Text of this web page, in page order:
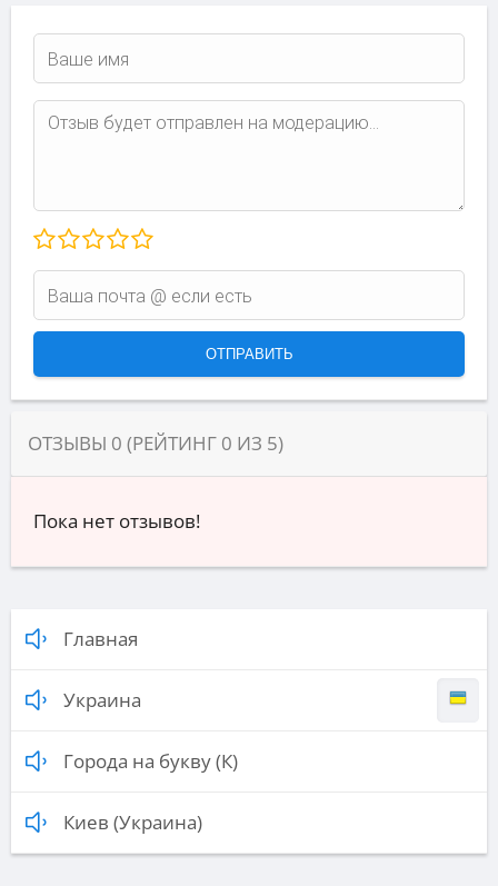
ОТЗЫВЫ 0 (РЕЙТИНГ 0 ИЗ 5)
Пока нет отзывов!
Главная
Украина
Города на букву (К)
Киев (Украина)